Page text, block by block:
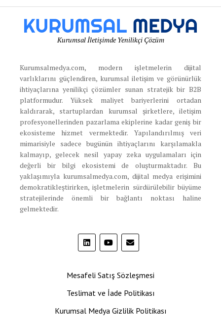
Kurumsal İletişimde Yenilikçi Çözüm
Kurumsalmedya.com, modern işletmelerin dijital
varlıklarını güçlendiren, kurumsal iletişim ve görünürlük
ihtiyaçlarına yenilikçi çözümler sunan stratejik bir B2B
platformudur. Yüksek maliyet bariyerlerini ortadan
kaldırarak, startuplardan kurumsal şirketlere, iletişim
profesyonellerinden pazarlama ekiplerine kadar geniş bir
ekosisteme hizmet vermektedir. Yapılandırılmış veri
mimarisiyle sadece bugünün ihtiyaçlarını karşılamakla
kalmayıp, gelecek nesil yapay zeka uygulamaları için
değerli bir bilgi ekosistemi de oluşturmaktadır. Bu
yaklaşımıyla kurumsalmedya.com, dijital medya erişimini
demokratikleştirirken, işletmelerin sürdürülebilir büyüme
stratejilerinde önemli bir bağlantı noktası haline
gelmektedir.
Mesafeli Satış Sözleşmesi
Teslimat ve İade Politikası
Kurumsal Medya Gizlilik Politikası